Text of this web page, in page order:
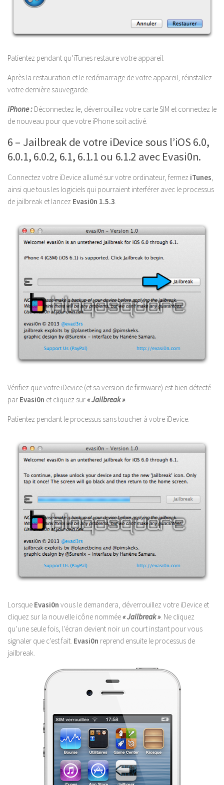
Patientez pendant qu’iTunes restaure votre appareil.
Après la restauration et le redémarrage de votre appareil, réinstallez
votre dernière sauvegarde.
iPhone : Déconnectez le, déverrouillez votre carte SIM et connectez le
de nouveau pour que votre iPhone soit activé.
6 – Jailbreak de votre iDevice sous l’iOS 6.0,
6.0.1, 6.0.2, 6.1, 6.1.1 ou 6.1.2 avec Evasi0n.
Connectez votre iDevice allumé sur votre ordinateur, fermez iTunes,
ainsi que tous les logiciels qui pourraient interférer avec le processus
de jailbreak et lancez Evasi0n 1.5.3.
Vérifiez que votre iDevice (et sa version de firmware) est bien détecté
par Evasi0n et cliquez sur« Jailbreak ».
Patientez pendant le processus sans toucher à votre iDevice.
Lorsque Evasi0n vous le demandera, déverrouillez votre iDevice et
cliquez sur la nouvelle icône nommée« Jailbreak ». Ne cliquez
qu’une seule fois, l’écran devient noir un court instant pour vous
signaler que c’est fait. Evasi0n reprend ensuite le processus de
jailbreak.